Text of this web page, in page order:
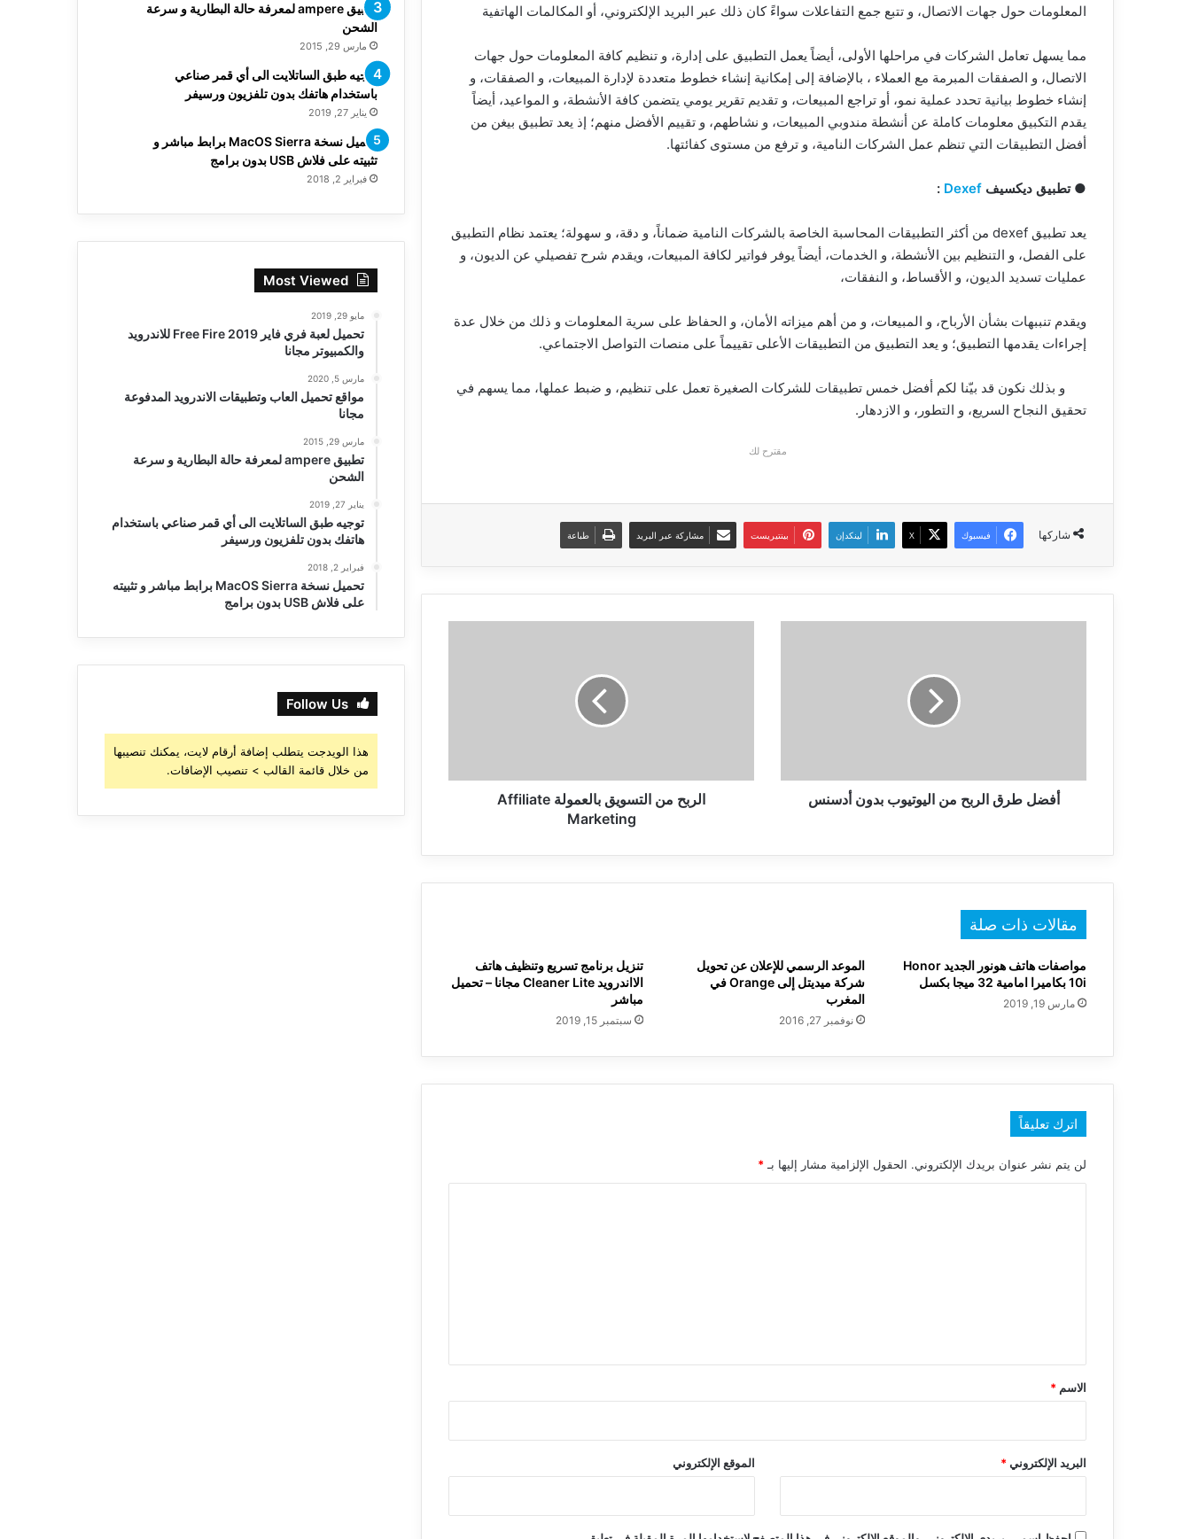
المعلومات حول جهات الاتصال، و تتبع جمع التفاعلات سواءً كان ذلك عبر البريد الإلكتروني، أو المكالمات الهاتفية
مما يسهل تعامل الشركات في مراحلها الأولى، أيضاً يعمل التطبيق على إدارة، و تنظيم كافة المعلومات حول جهات
الاتصال، و الصفقات المبرمة مع العملاء ، بالإضافة إلى إمكانية إنشاء خطوط متعددة لإدارة المبيعات، و الصفقات، و
إنشاء خطوط بيانية تحدد عملية نمو، أو تراجع المبيعات، و تقديم تقرير يومي يتضمن كافة الأنشطة، و المواعيد، أيضاً
يقدم التكبيق معلومات كاملة عن أنشطة مندوبي المبيعات، و نشاطهم، و تقييم الأفضل منهم؛ إذ يعد تطبيق بيغن من
أفضل التطبيقات التي تنظم عمل الشركات النامية، و ترفع من مستوى كفائتها.
● تطبيق ديكسيف Dexef
:
يعد تطبيق dexef من أكثر التطبيقات المحاسبة الخاصة بالشركات النامية ضماناً، و دقة، و سهولة؛ يعتمد نظام التطبيق
على الفصل، و التنظيم بين الأنشطة، و الخدمات، أيضاً يوفر فواتير لكافة المبيعات، ويقدم شرح تفصيلي عن الديون، و
عمليات تسديد الديون، و الأقساط، و النفقات،
ويقدم تنببهات بشأن الأرباح، و المبيعات، و من أهم ميزاته الأمان، و الحفاظ على سرية المعلومات و ذلك من خلال عدة
إجراءات يقدمها التطبيق؛ و يعد التطبيق من التطبيقات الأعلى تقييماً على منصات التواصل الاجتماعي.
و بذلك نكون قد بيّنا لكم أفضل خمس تطبيقات للشركات الصغيرة تعمل على تنظيم، و ضبط عملها، مما يسهم في
تحقيق النجاح السريع، و التطور، و الازدهار.
مقترح لك
شاركها فيسبوك ‫X لينكدإن بينتيريست مشاركة عبر البريد طباعة
أفضل طرق الربح من اليوتيوب بدون أدسنس
الربح من التسويق بالعمولة Affiliate
Marketing
مقالات ذات صلة
مواصفات هاتف هونور الجديد Honor
10i بكاميرا امامية 32 ميجا بكسل
مارس 19, 2019
الموعد الرسمي للإعلان عن تحويل
شركة ميديتل إلى Orange في
المغرب
نوفمبر 27, 2016
تنزيل برنامج تسريع وتنظيف هاتف
الااندرويد Cleaner Lite مجانا – تحميل
مباشر
سبتمبر 15, 2019
اترك تعليقاً
لن يتم نشر عنوان بريدك الإلكتروني. الحقول الإلزامية مشار إليها بـ *
*
الاسم *
البريد الإلكتروني* الموقع الإلكتروني
تطبيق ampere لمعرفة حالة البطارية و سرعة
الشحن
مارس 29, 2015
توجيه طبق الساتلايت الى أي قمر صناعي
باستخدام هاتفك بدون تلفزيون ورسيفر
يناير 27, 2019
تحميل نسخة MacOS Sierra برابط مباشر و
تثبيته على فلاش USB بدون برامج
فبراير 2, 2018
Most Viewed
مايو 29, 2019
تحميل لعبة فري فاير Free Fire 2019 للاندرويد
والكمبيوتر مجانا
مارس 5, 2020
مواقع تحميل العاب وتطبيقات الاندرويد المدفوعة
مجانا
مارس 29, 2015
تطبيق ampere لمعرفة حالة البطارية و سرعة
الشحن
يناير 27, 2019
توجيه طبق الساتلايت الى أي قمر صناعي باستخدام
هاتفك بدون تلفزيون ورسيفر
فبراير 2, 2018
تحميل نسخة MacOS Sierra برابط مباشر و تثبيته
على فلاش USB بدون برامج
Follow Us
هذا الويدجت يتطلب إضافة أرقام لايت، يمكنك تنصيبها
من خلال قائمة القالب > تنصيب الإضافات.